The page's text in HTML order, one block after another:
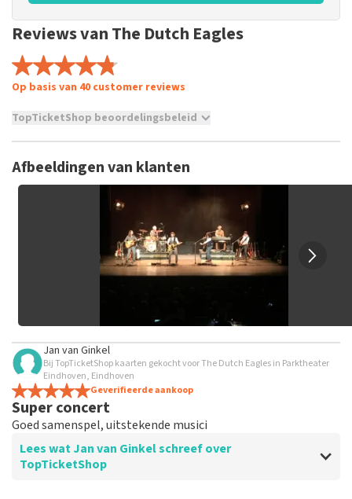
Reviews van The Dutch Eagles
Op basis van 40 customer reviews
TopTicketShop beoordelingsbeleid
niet mogelijk om een review achter te laten als je geen
tickets hebt aangeschaft bij TopTicketShop. Reviews met
grof taalgebruik en/of onwaarheden worden niet geplaatst.
Het kan enkele weken duren voordat een review wordt
Afbeeldingen van klanten
Jan van Ginkel
Bij TopTicketShop kaarten gekocht voor The Dutch Eagles in Parktheater
Eindhoven, Eindhoven
Geverifieerde aankoop
Super concert
Goed samenspel, uitstekende musici
Lees wat Jan van Ginkel schreef over
TopTicketShop